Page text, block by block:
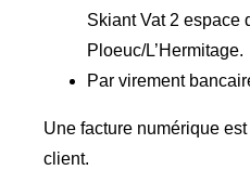
Skiant Vat 2 espace
Ploeuc/L’Hermitage.
Par virement
Une facture numérique
client.